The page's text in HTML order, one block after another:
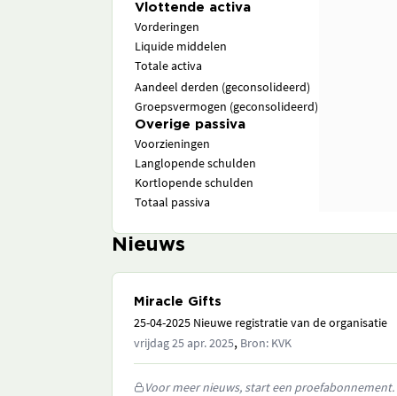
Vlottende activa
Vorderingen
Liquide middelen
Totale activa
Aandeel derden (geconsolideerd)
Groepsvermogen (geconsolideerd)
Overige passiva
Voorzieningen
Langlopende schulden
Kortlopende schulden
Totaal passiva
Nieuws
Miracle Gifts
25-04-2025 Nieuwe registratie van de organisatie
vrijdag 25 apr. 2025, Bron: KVK
Voor meer nieuws, start een proefabonnement.